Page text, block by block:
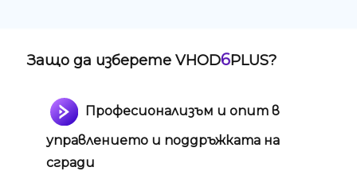
Защо да изберете VHOD6PLUS?
Професионализъм и опит в
управлението и поддръжката на
сгради